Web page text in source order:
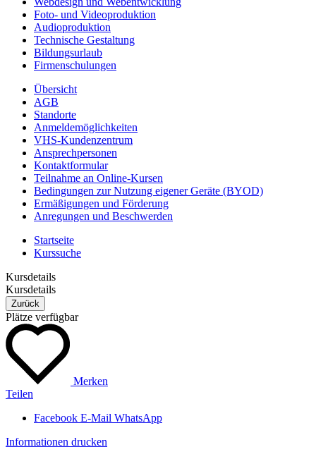
Foto- und Videoproduktion
Audioproduktion
Technische Gestaltung
Bildungsurlaub
Firmenschulungen
Übersicht
AGB
Standorte
Anmeldemöglichkeiten
VHS-Kundenzentrum
Ansprechpersonen
Kontaktformular
Teilnahme an Online-Kursen
Bedingungen zur Nutzung eigener Geräte (BYOD)
Ermäßigungen und Förderung
Anregungen und Beschwerden
Startseite
Kurssuche
Kursdetails
Kursdetails
Zurück
Plätze verfügbar
Merken
Teilen
Facebook E-Mail WhatsApp
Informationen drucken